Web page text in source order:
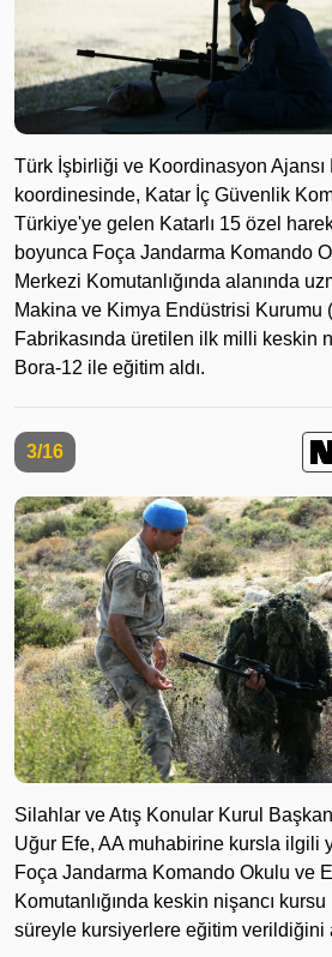
Türk İşbirliği ve Koordinasyon Ajansı
koordinesinde, Katar İç Güvenlik
Türkiye'ye gelen Katarlı 15 özel
boyunca Foça Jandarma Komando
Merkezi Komutanlığında alanında
Makina ve Kimya Endüstrisi Kurumu
Fabrikasında üretilen ilk milli keskin
Bora-12 ile eğitim aldı.
3/16
Silahlar ve Atış Konular Kurul
Uğur Efe, AA muhabirine kursla ilgili
Foça Jandarma Komando Okulu ve
Komutanlığında keskin nişancı
süreyle kursiyerlere eğitim verildiğini